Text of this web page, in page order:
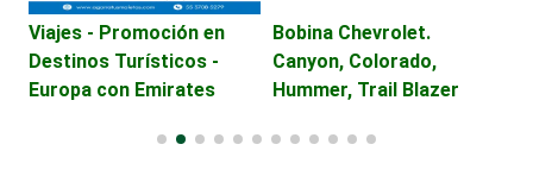
Conferencias Empresariales
Soporte motor original,
Cirrus, Stratus
Viajes - Promoción en
Destinos Turísticos -
Cabo San Lucas